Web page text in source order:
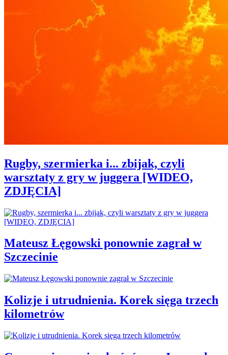
Rugby, szermierka i... zbijak, czyli
warsztaty z gry w juggera [WIDEO,
ZDJĘCIA]
Mateusz Łęgowski ponownie zagrał w
Szczecinie
Kolizje i utrudnienia. Korek sięga trzech
kilometrów